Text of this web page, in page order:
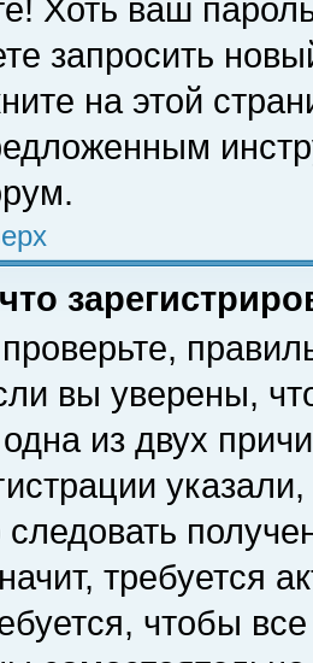
Хоть ваш
запросить
на этой
вы уверены,
из двух
требуется
чтобы